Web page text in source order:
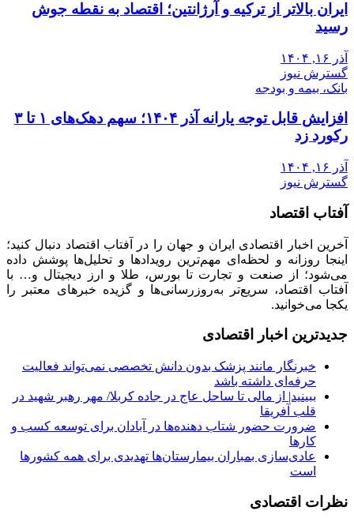
ایران بالاتر از ترکیه و آرژانتین؛ اقتصاد به نقطه جوش
رسید
آذر ۱۶, ۱۴۰۴
گسترش نیوز
بانک، بیمه و بودجه
افزایش قابل توجه یارانه آذر ۱۴۰۴؛ سهم دهک‌های ۱ تا ۳
رکورد زد
آذر ۱۶, ۱۴۰۴
گسترش نیوز
آفتاب اقتصاد
آخرین اخبار اقتصادی ایران و جهان را در آفتاب اقتصاد دنبال کنید؛
اینجا روزانه و لحظه‌ای مهم‌ترین رویدادها و تحلیل‌ها پوشش داده
می‌شود؛ از صنعت و تجارت تا بورس، طلا و ارز دیجیتال و… با
آفتاب اقتصاد، سریع‌تر به‌روزرسانی‌ها و گزیده خبرهای معتبر را
یکجا می‌خوانید.
جدیدترین اخبار اقتصادی
خبرنگار مانند پزشک بدون دانش تخصصی نمی‌تواند فعالیت
حرفه‌ای داشته باشد
ببینید| از مالی تا ساحل عاج در جاده کربلا/ مهر رهبر شهید در
قلب آفریقا
ضرورت حضور شتاب ‌دهنده‌ها در آبادان برای توسعه کسب‌ و
کارها
عادی‌سازی بمباران بیمارستان‌ها تهدیدی برای همه کشورها
است
نظرات اقتصادی